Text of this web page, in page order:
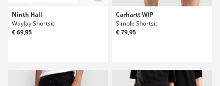
Ninth Hall
Waylay Shortsit
€ 69,95
Carhartt WIP
Simple Shortsit
€ 79,95